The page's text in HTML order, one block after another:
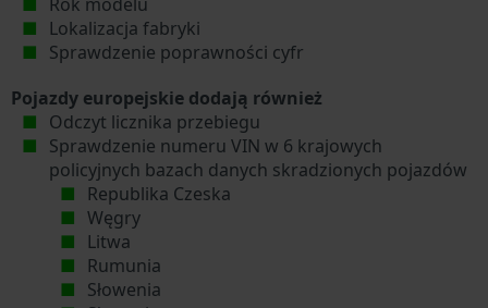
Lokalizacja fabryki
Sprawdzenie poprawności cyfr
Pojazdy europejskie dodają również
Odczyt licznika przebiegu
Sprawdzenie numeru VIN w 6 krajowych
policyjnych bazach danych skradzionych pojazdów
Republika Czeska
Węgry
Litwa
Rumunia
Słowenia